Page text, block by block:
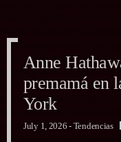
Anne
premamá en
York
Anne
premamá en
York
Anne
premamá en
York
July 1, 2026 - Tendencias